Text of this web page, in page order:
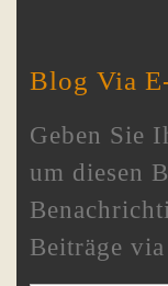
Blog Via
Geben Sie
um diesen
Beiträge